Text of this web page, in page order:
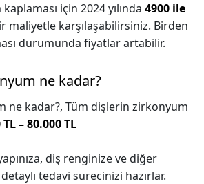
için 2024 yılında 4900 ile
maliyetle karşılaşabilirsiniz. Birden
durumunda fiyatlar artabilir.
ne kadar?
ne kadar?, Tüm dişlerin zirkonyum
– 80.000 TL
diş renginize ve diğer
tedavi sürecinizi hazırlar.